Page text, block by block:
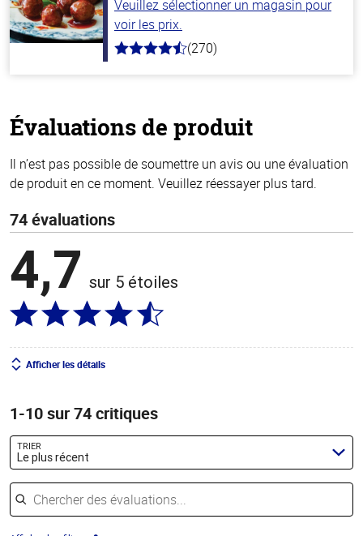
Veuillez sélectionner un magasin pour
voir les prix.
4.5
(270)
Évaluations de produit
Il n’est pas possible de soumettre un avis ou une évaluation
de produit en ce moment. Veuillez réessayer plus tard.
74 évaluations
4,7 sur 5 étoiles
Afficher les détails
1-10 sur 74 critiques
TRIER
Le plus récent
Chercher des évaluations